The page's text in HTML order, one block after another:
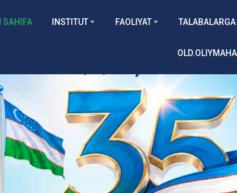
SAHIFA INSTITUT FAOLIYAT TALABALARGA